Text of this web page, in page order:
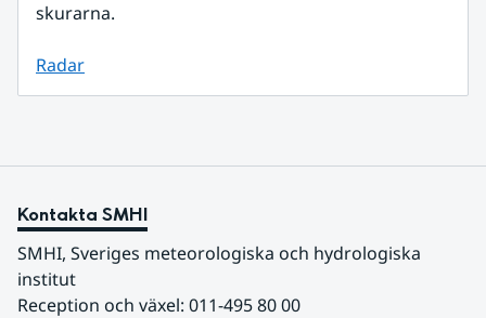
skurarna.
Radar
Kontakta SMHI
SMHI, Sveriges meteorologiska och hydrologiska
institut
Reception och växel: 011-495 80 00